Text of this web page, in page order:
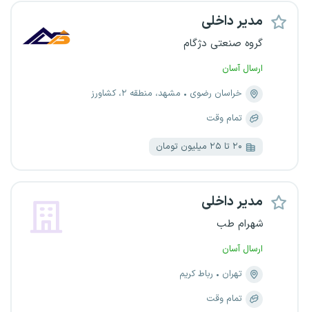
مدیر داخلی
گروه صنعتی دژگام
ارسال آسان
خراسان رضوی
مشهد، منطقه ۲، کشاورز
تمام وقت
۲۰ تا ۲۵ میلیون تومان
مدیر داخلی
شهرام طب
ارسال آسان
تهران
رباط کریم
تمام وقت